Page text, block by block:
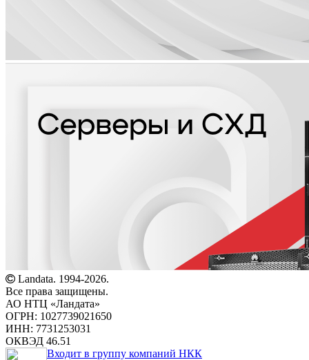
Landata. 1994-2026.
Все права защищены.
АО НТЦ «Ландата»
ОГРН: 1027739021650
ИНН: 7731253031
ОКВЭД 46.51
Входит в группу компаний НКК